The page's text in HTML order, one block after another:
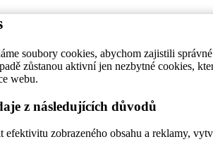
soubory cookies, abychom zajistili
zůstanou aktivní jen nezbytné cookies,
webu.
z následujících důvodů
zobrazeného obsahu a reklamy,